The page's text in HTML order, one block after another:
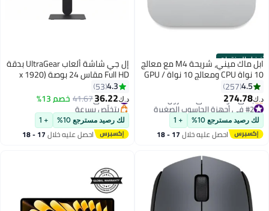
أفضل المنتجات ابل ماك ميني، شريحة M4 مع معالج
10 نواة CPU ومعالج 10 نواة GPU /
16 جيجابايت RAM / 256 جيجابايت
SSD
4.5
257
د.ك‏274.78
#2 في أجهزة الحاسوب الصغيرة
أقل سعر في 7 يوم
باقي 2 وحدات في المخزون
#2 في أجهزة الحاسوب الصغيرة
لك رصيد مسترجع 10% + 1
احصل عليه خلال 17 - 18
إل جي شاشة ألعاب UltraGear بدقة
Full HD مقاس 24 بوصة (1920 x
1080) IPS، 144Hz (Overclock)، 1ms
MBR، متوافقة مع NVIDIA G-Sync،
AMD FreeSync، HDR10، HDMI،
DisplayPort، قاعدة رفيعة،
24G411A-B
4.3
53
د.ك‏36.22
41.67خصم 13% #13 في ملحقات الشاشة
بتخلّص بسرعة
#13 في ملحقات الشاشة
لك رصيد مسترجع 10% + 1
احصل عليه خلال 17 - 18